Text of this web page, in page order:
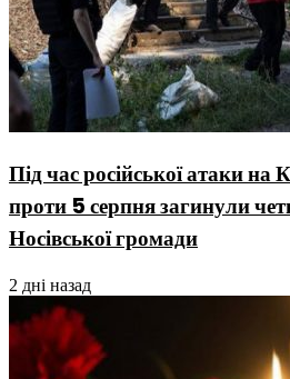
Під час російської атаки на
проти 5 серпня загинули
Носівської громади
2 дні назад